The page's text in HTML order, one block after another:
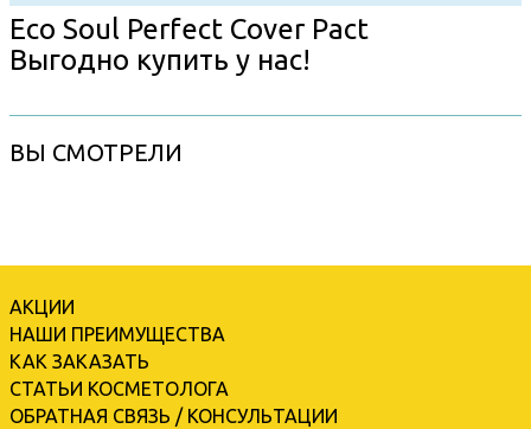
Eco Soul Perfect Cover Pact
Выгодно купить у нас!
ВЫ СМОТРЕЛИ
АКЦИИ
НАШИ ПРЕИМУЩЕСТВА
КАК ЗАКАЗАТЬ
СТАТЬИ КОСМЕТОЛОГА
ОБРАТНАЯ СВЯЗЬ / КОНСУЛЬТАЦИИ